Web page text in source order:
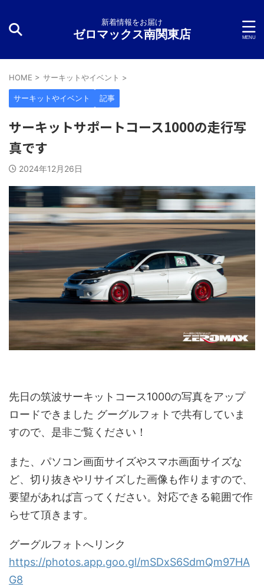
新着情報をお届け
ゼロマックス南関東店
HOME > サーキットやイベント >
サーキットやイベント 記事
サーキットサポートコース1000の走行写
真です
2024年12月26日
先日の筑波サーキットコース1000の写真をアップ
ロードできました グーグルフォトで共有していま
すので、是非ご覧ください！
また、パソコン画面サイズやスマホ画面サイズな
ど、切り抜きやリサイズした画像も作りますので、
要望があれば言ってください。対応できる範囲で作
らせて頂きます。
グーグルフォトへリンク
https://photos.app.goo.gl/mSDxS6SdmQm97HA
G8